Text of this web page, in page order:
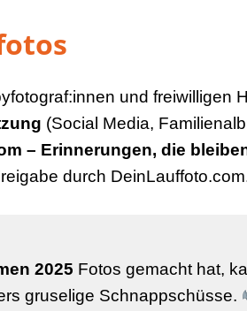
und freiwilligen
(Social Media,
– Erinnerungen, die
durch
2025 Fotos gemacht hat,
gruselige Schnappschüsse.